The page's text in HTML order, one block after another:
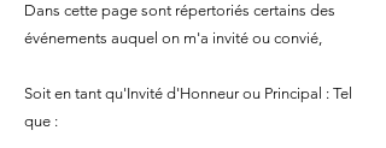
Dans cette page sont répertoriés certains des
événements auquel on m'a invité ou convié,
Soit en tant qu'Invité d'Honneur ou Principal : Tel
que :